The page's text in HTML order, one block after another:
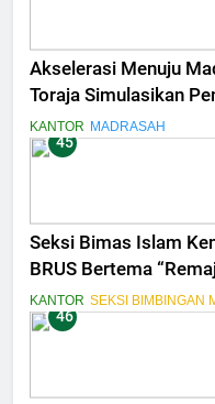
Akselerasi Menuju
Toraja Simulasikan
Penilaian Terintegrasi
KANTOR MADRASAH
45
Seksi Bimas Islam
BRUS Bertema
Bermartabat”
KANTOR SEKSI BIMBINGAN
46